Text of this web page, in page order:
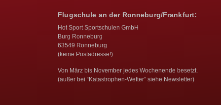
Flugschule an der Ronneburg/Frankfurt:
Hot Sport Sportschulen GmbH
Burg Ronneburg
63549 Ronneburg
(keine Postadresse!)
Von März bis November jedes Wochenende besetzt.
(außer bei “Katastrophen-Wetter” siehe Newsletter)